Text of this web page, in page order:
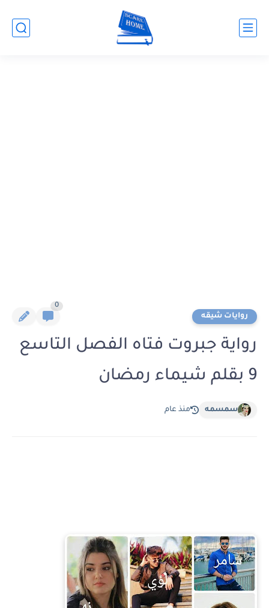
روايات شيقه
0
رواية جبروت فتاه الفصل التاسع
9 بقلم شيماء رمضان
سمسمه منذ عام